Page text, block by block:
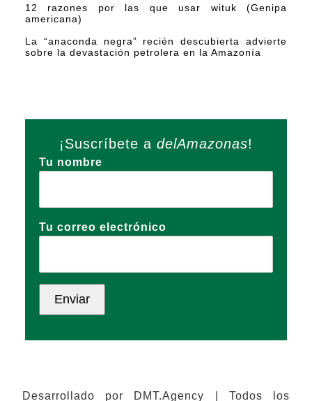
12 razones por las que usar wituk (Genipa
americana)
La “anaconda negra” recién descubierta advierte
sobre la devastación petrolera en la Amazonía
¡Suscríbete a delAmazonas!
Tu nombre
Tu correo electrónico
Desarrollado por DMT.Agency | Todos los